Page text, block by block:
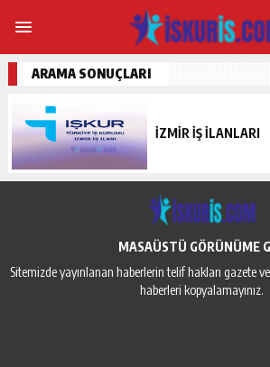
ARAMA SONUÇLARI
İZMİR İŞ İLANLARI
MASAÜSTÜ GÖRÜNÜME
Sitemizde yayınlanan haberlerin telif hakları gazete
haberleri kopyalamayınız.